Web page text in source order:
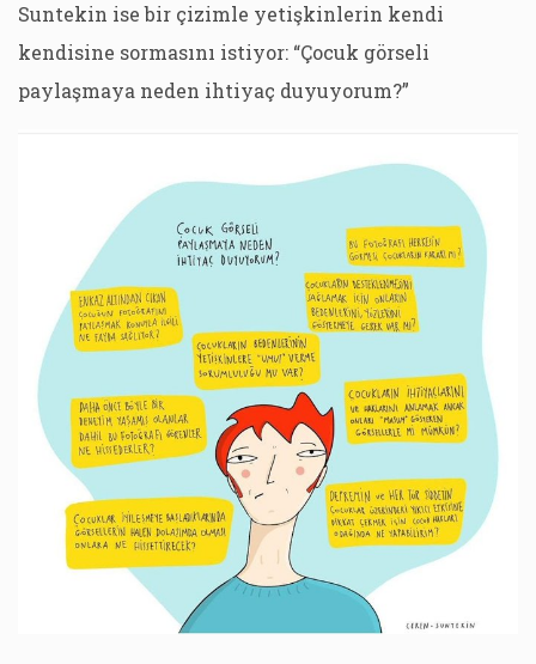
Suntekin ise bir çizimle yetişkinlerin kendi
kendisine sormasını istiyor: “Çocuk görseli
paylaşmaya neden ihtiyaç duyuyorum?”